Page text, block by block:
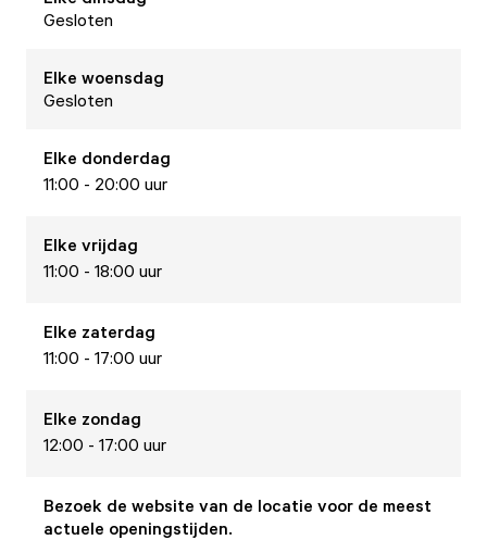
Gesloten
Elke woensdag
Gesloten
Elke donderdag
11:00 - 20:00 uur
Elke vrijdag
11:00 - 18:00 uur
Elke zaterdag
11:00 - 17:00 uur
Elke zondag
12:00 - 17:00 uur
Bezoek de website van de locatie voor de meest
actuele openingstijden.